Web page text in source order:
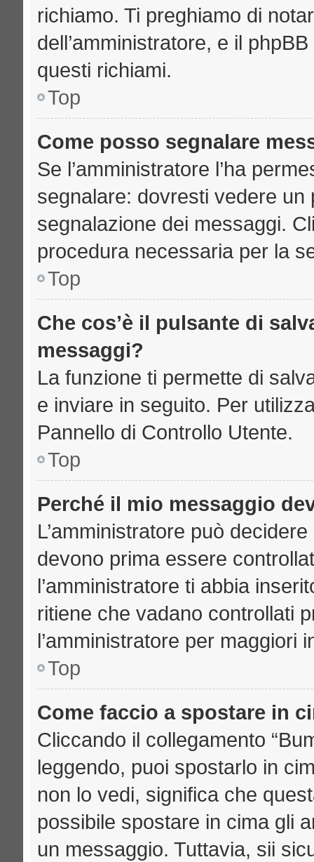
richiamo. Ti preghiamo di
dell’amministratore, e il
questi richiami.
Top
Come posso segnalare
Se l’amministratore l’ha
segnalare: dovresti vedere
segnalazione dei messaggi.
procedura necessaria per la
Top
Che cos’è il pulsante di
messaggi?
La funzione ti permette di
e inviare in seguito. Per
Pannello di Controllo Utente.
Top
Perché il mio messaggio
L’amministratore può
devono prima essere
l’amministratore ti abbia
ritiene che vadano controllati
l’amministratore per maggiori
Top
Come faccio a spostare in
Cliccando il collegamento
leggendo, puoi spostarlo in
non lo vedi, significa che
possibile spostare in cima gli
un messaggio. Tuttavia, sii